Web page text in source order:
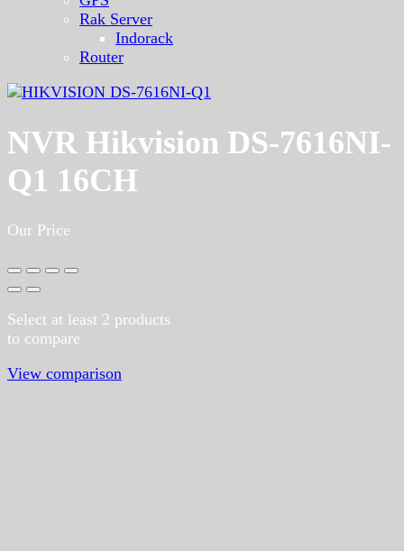
Rak Server
Indorack
Router
NVR Hikvision DS-7616NI-
Q1 16CH
Our Price
Select at least 2 products
to compare
View comparison